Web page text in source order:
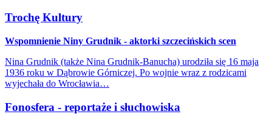
Trochę Kultury
Wspomnienie Niny Grudnik - aktorki szczecińskich scen
Nina Grudnik (także Nina Grudnik-Banucha) urodziła się 16 maja
1936 roku w Dąbrowie Górniczej. Po wojnie wraz z rodzicami
wyjechała do Wrocławia…
Fonosfera - reportaże i słuchowiska